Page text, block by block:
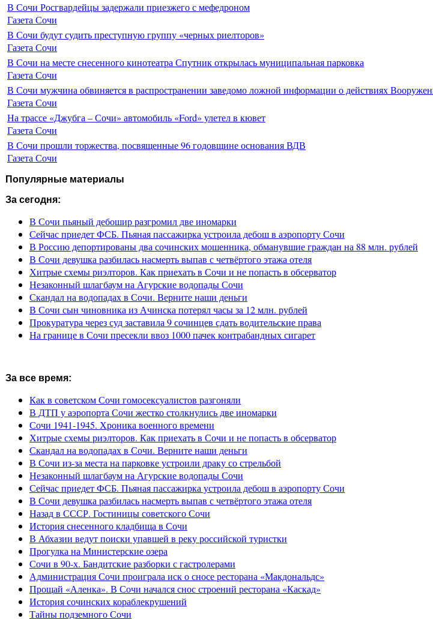
В Сочи Росгвардейцы задержали приезжего с мефедроном
Газета Сочи
В Сочи будут судить преступную группу «черных риелторов»
Газета Сочи
В Сочи на месте снесенного кинотеатра Спутник открылась муниципальная парковка
Газета Сочи
В Сочи мужчина обвиняется в распространении заведомо ложной информации о действиях
Газета Сочи
На трассе «Джубга – Сочи» автомобиль «Ford» улетел в кювет
Газета Сочи
В Сочи прошли торжества, посвященные 96 годовщине основания ВДВ
Газета Сочи
Популярные материалы
За сегодня:
В Сочи пьяный дебошир разгромил две иномарки
Сейчас приедет ФСБ. Пьяная пассажирка устроила дебош в аэропорту Сочи
В Россию депортированы два сочинских мошенника, обманувшие граждан на 88 млн. рублей
В Сочи девушка разбилась насмерть выпав с четвёртого этажа отеля
Хитрые схемы риэлторов. Как приехать в Сочи и не попасть в обсерватор
Незаконный шлагбаум на Агурские водопады Сочи
Скандал на водопадах в Сочи. Верните наши деньги
В Сочи сын чиновника из Ачинска потерял часы за 12 млн. рублей
Прокуратура через суд заставила 9 сочинцев сдать водительские права
На границе в Сочи пресекли ввоз 1000 пачек контрабандных сигарет
За все время:
Как в советском Сочи гомосексуалистов разгоняли
В ДТП у аэропорта Сочи жестко столкнулись две иномарки
Сочи 1941-1945. Хроника военного времени
Хитрые схемы риэлторов. Как приехать в Сочи и не попасть в обсерватор
Скандал на водопадах в Сочи. Верните наши деньги
В Сочи из-за места на парковке устроили драку со стрельбой
Незаконный шлагбаум на Агурские водопады Сочи
Сейчас приедет ФСБ. Пьяная пассажирка устроила дебош в аэропорту Сочи
В Сочи девушка разбилась насмерть выпав с четвёртого этажа отеля
Назад в СССР. Гостиницы советского Сочи
История снесенного кладбища в Сочи
В Абхазии ведут поиски упавшей в реку российской туристки
Прогулка на Министерские озера
Сочи в 90-х. Бандитские разборки с гастролерами
Администрация Сочи проиграла иск о сносе ресторана «Макдональдс»
Прощай «Аленка». В Сочи начался снос строений ресторана «Каскад»
История сочинских кораблекрушений
Тайны подземного Сочи